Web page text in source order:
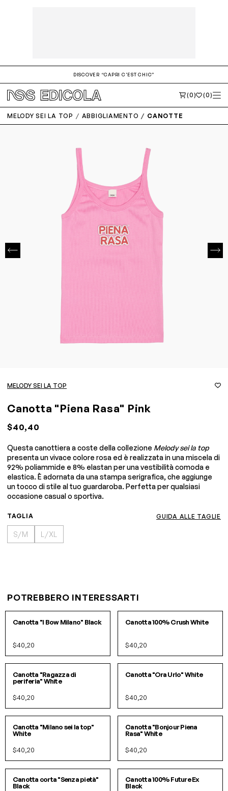
DISCOVER “CAPRI C'EST CHIC”
(0) (0)
MELODY SEI LA TOP ABBIGLIAMENTO CANOTTE
MELODY SEI LA TOP
Canotta "Piena Rasa" Pink
$40,40
Questa canottiera a coste della collezione Melody sei la top
presenta un vivace colore rosa ed è realizzata in una miscela di
92% poliammide e 8% elastan per una vestibilità comoda e
elastica. È adornata da una stampa serigrafica, che aggiunge
un tocco di stile al tuo guardaroba. Perfetta per qualsiasi
occasione casual o sportiva.
TAGLIA GUIDA ALLE TAGLIE
S/M L/XL
POTREBBERO INTERESSARTI
S/M L/XL
Canotta "I Bow Milano" Black
$40,20
S/ML/XL
Canotta 100% Crush White
$40,20
S/ML/XL
Canotta "Ragazza di
periferia" White
$40,20
S/ML/XL
Canotta "Ora Urlo" White
$40,20
S/ML/XL
Canotta "Milano sei la top"
White
$40,20
S/ML/XL
Canotta "Bonjour Piena
Rasa" White
$40,20
S/ML/XL
Canotta corta "Senza pietà"
Black
S/ML/XL
Canotta 100% Future Ex
Black